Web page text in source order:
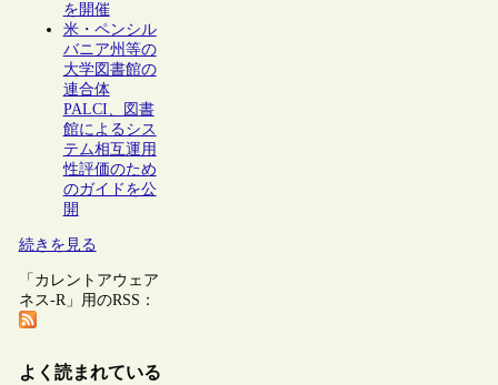
を開催
米・ペンシル
バニア州等の
大学図書館の
連合体
PALCI、図書
館によるシス
テム相互運用
性評価のため
のガイドを公
開
続きを見る
「カレントアウェア
ネス-R」用のRSS：
よく読まれている